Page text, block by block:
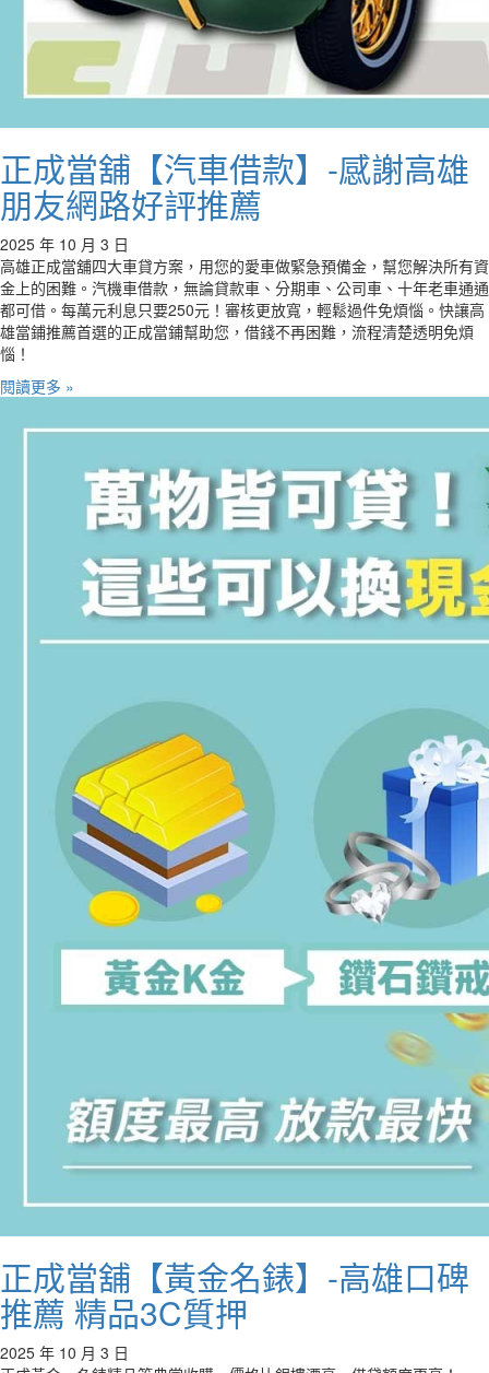
正成當舖【汽車借款】-感謝高雄
朋友網路好評推薦
2025 年 10 月 3 日
高雄正成當舖四大車貸方案，用您的愛車做緊急預備金，幫您解決所有資
金上的困難。汽機車借款，無論貸款車、分期車、公司車、十年老車通通
都可借。每萬元利息只要250元！審核更放寬，輕鬆過件免煩惱。快讓高
雄當鋪推薦首選的正成當鋪幫助您，借錢不再困難，流程清楚透明免煩
惱！
閱讀更多 »
正成當舖【黃金名錶】-高雄口碑
推薦 精品3C質押
2025 年 10 月 3 日